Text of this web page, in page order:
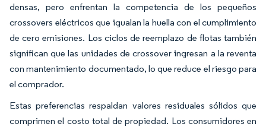
densas, pero enfrentan la competencia de los pequeños
crossovers eléctricos que igualan la huella con el cumplimiento
de cero emisiones. Los ciclos de reemplazo de flotas también
significan que las unidades de crossover ingresan a la reventa
con mantenimiento documentado, lo que reduce el riesgo para
el comprador.
Estas preferencias respaldan valores residuales sólidos que
comprimen el costo total de propiedad. Los consumidores en